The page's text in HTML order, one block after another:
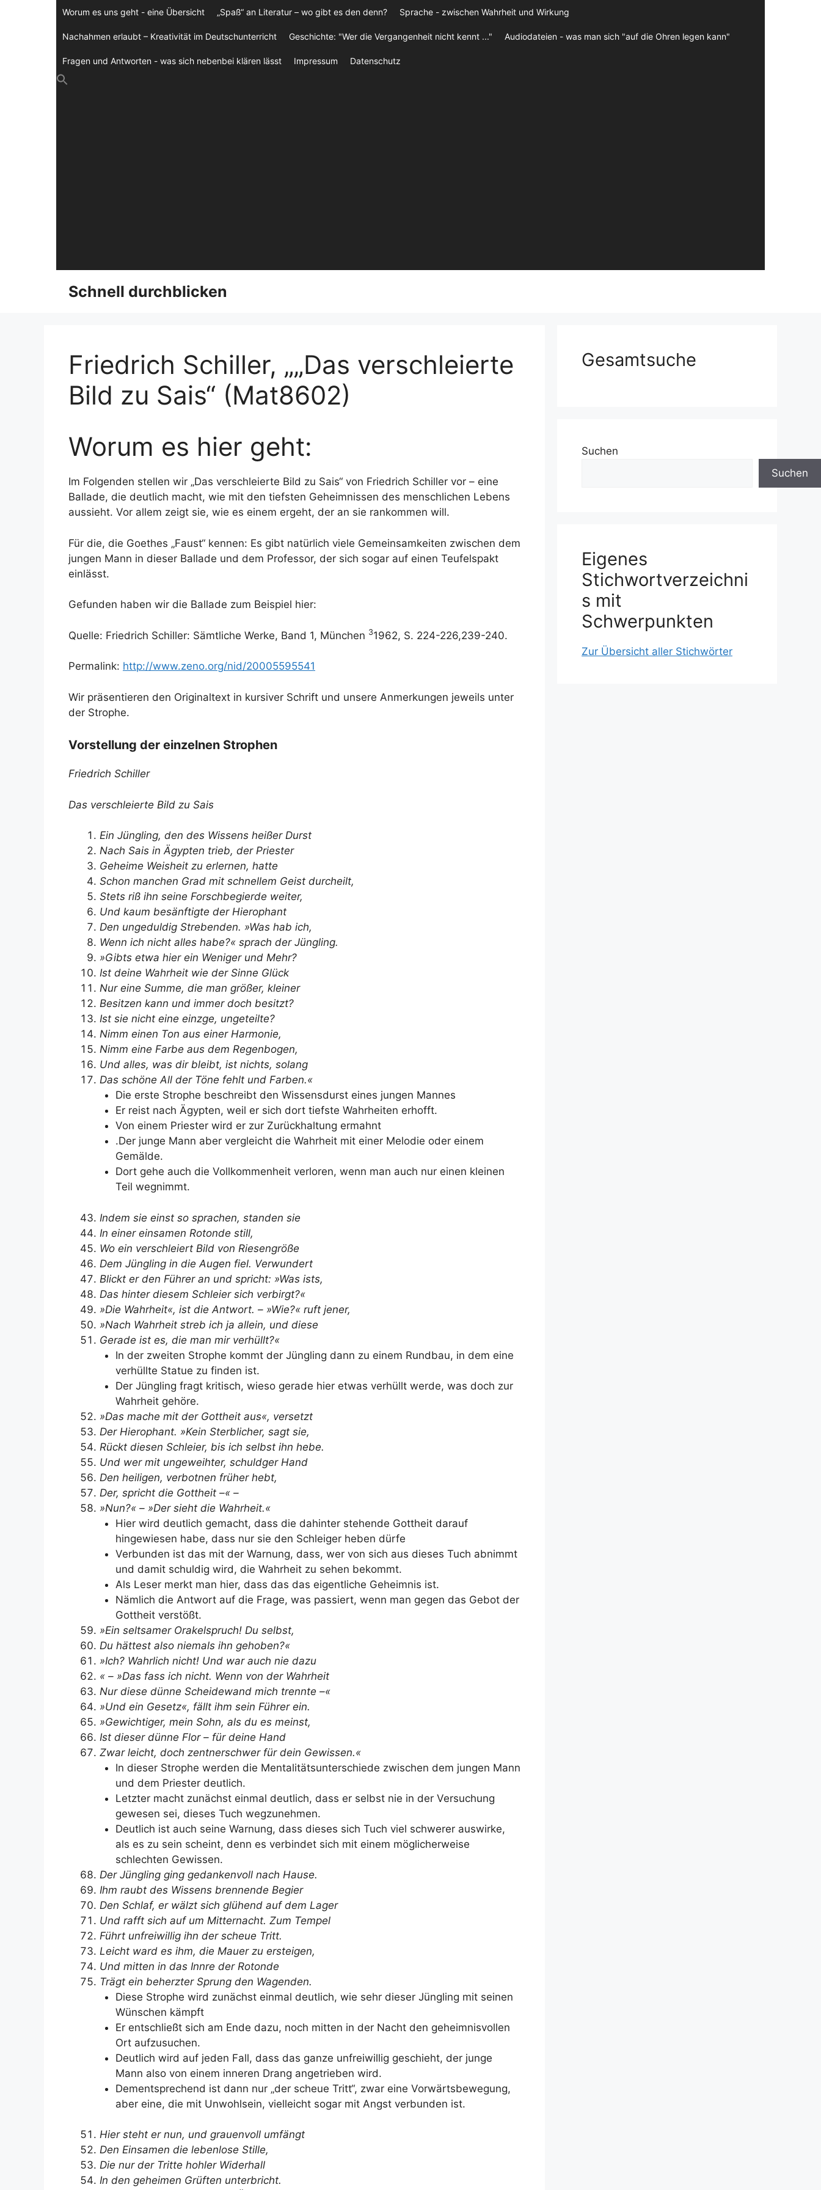
Worum es uns geht - eine Übersicht „Spaß“ an Literatur – wo gibt es den denn? Sprache - zwischen Wahrheit und Wirkung
Nachahmen erlaubt – Kreativität im Deutschunterricht Geschichte: "Wer die Vergangenheit nicht kennt ..." Audiodateien - was man sich "auf die Ohren legen kann"
Fragen und Antworten - was sich nebenbei klären lässt Impressum Datenschutz
Schnell durchblicken
Friedrich Schiller, „„Das verschleierte
Bild zu Sais“ (Mat8602)
Worum es hier geht:
Im Folgenden stellen wir „Das verschleierte Bild zu Sais“ von Friedrich Schiller vor – eine
Ballade, die deutlich macht, wie mit den tiefsten Geheimnissen des menschlichen Lebens
aussieht. Vor allem zeigt sie, wie es einem ergeht, der an sie rankommen will.
Für die, die Goethes „Faust“ kennen: Es gibt natürlich viele Gemeinsamkeiten zwischen dem
jungen Mann in dieser Ballade und dem Professor, der sich sogar auf einen Teufelspakt
einlässt.
Gefunden haben wir die Ballade zum Beispiel hier:
Quelle: Friedrich Schiller: Sämtliche Werke, Band 1, München 31962, S. 224-226,239-240.
Permalink: http://www.zeno.org/nid/20005595541
Wir präsentieren den Originaltext in kursiver Schrift und unsere Anmerkungen jeweils unter
der Strophe.
Vorstellung der einzelnen Strophen
Friedrich Schiller
Das verschleierte Bild zu Sais
Ein Jüngling, den des Wissens heißer Durst
Nach Sais in Ägypten trieb, der Priester
Geheime Weisheit zu erlernen, hatte
Schon manchen Grad mit schnellem Geist durcheilt,
Stets riß ihn seine Forschbegierde weiter,
Und kaum besänftigte der Hierophant
Den ungeduldig Strebenden. »Was hab ich,
Wenn ich nicht alles habe?« sprach der Jüngling.
»Gibts etwa hier ein Weniger und Mehr?
Ist deine Wahrheit wie der Sinne Glück
Nur eine Summe, die man größer, kleiner
Besitzen kann und immer doch besitzt?
Ist sie nicht eine einzge, ungeteilte?
Nimm einen Ton aus einer Harmonie,
Nimm eine Farbe aus dem Regenbogen,
Und alles, was dir bleibt, ist nichts, solang
Das schöne All der Töne fehlt und Farben.«
Die erste Strophe beschreibt den Wissensdurst eines jungen Mannes
Er reist nach Ägypten, weil er sich dort tiefste Wahrheiten erhofft.
Von einem Priester wird er zur Zurückhaltung ermahnt
.Der junge Mann aber vergleicht die Wahrheit mit einer Melodie oder einem
Gemälde.
Dort gehe auch die Vollkommenheit verloren, wenn man auch nur einen kleinen
Teil wegnimmt.
Indem sie einst so sprachen, standen sie
In einer einsamen Rotonde still,
Wo ein verschleiert Bild von Riesengröße
Dem Jüngling in die Augen fiel. Verwundert
Blickt er den Führer an und spricht: »Was ists,
Das hinter diesem Schleier sich verbirgt?«
»Die Wahrheit«, ist die Antwort. – »Wie?« ruft jener,
»Nach Wahrheit streb ich ja allein, und diese
Gerade ist es, die man mir verhüllt?«
In der zweiten Strophe kommt der Jüngling dann zu einem Rundbau, in dem eine
verhüllte Statue zu finden ist.
Der Jüngling fragt kritisch, wieso gerade hier etwas verhüllt werde, was doch zur
Wahrheit gehöre.
»Das mache mit der Gottheit aus«, versetzt
Der Hierophant. »Kein Sterblicher, sagt sie,
Rückt diesen Schleier, bis ich selbst ihn hebe.
Und wer mit ungeweihter, schuldger Hand
Den heiligen, verbotnen früher hebt,
Der, spricht die Gottheit –« –
»Nun?« – »Der sieht die Wahrheit.«
Hier wird deutlich gemacht, dass die dahinter stehende Gottheit darauf
hingewiesen habe, dass nur sie den Schleiger heben dürfe
Verbunden ist das mit der Warnung, dass, wer von sich aus dieses Tuch abnimmt
und damit schuldig wird, die Wahrheit zu sehen bekommt.
Als Leser merkt man hier, dass das das eigentliche Geheimnis ist.
Nämlich die Antwort auf die Frage, was passiert, wenn man gegen das Gebot der
Gottheit verstößt.
»Ein seltsamer Orakelspruch! Du selbst,
Du hättest also niemals ihn gehoben?«
»Ich? Wahrlich nicht! Und war auch nie dazu
« – »Das fass ich nicht. Wenn von der Wahrheit
Nur diese dünne Scheidewand mich trennte –«
»Und ein Gesetz«, fällt ihm sein Führer ein.
»Gewichtiger, mein Sohn, als du es meinst,
Ist dieser dünne Flor – für deine Hand
Zwar leicht, doch zentnerschwer für dein Gewissen.«
In dieser Strophe werden die Mentalitätsunterschiede zwischen dem jungen Mann
und dem Priester deutlich.
Letzter macht zunächst einmal deutlich, dass er selbst nie in der Versuchung
gewesen sei, dieses Tuch wegzunehmen.
Deutlich ist auch seine Warnung, dass dieses sich Tuch viel schwerer auswirke,
als es zu sein scheint, denn es verbindet sich mit einem möglicherweise
schlechten Gewissen.
Der Jüngling ging gedankenvoll nach Hause.
Ihm raubt des Wissens brennende Begier
Den Schlaf, er wälzt sich glühend auf dem Lager
Und rafft sich auf um Mitternacht. Zum Tempel
Führt unfreiwillig ihn der scheue Tritt.
Leicht ward es ihm, die Mauer zu ersteigen,
Und mitten in das Innre der Rotonde
Trägt ein beherzter Sprung den Wagenden.
Diese Strophe wird zunächst einmal deutlich, wie sehr dieser Jüngling mit seinen
Wünschen kämpft
Er entschließt sich am Ende dazu, noch mitten in der Nacht den geheimnisvollen
Ort aufzusuchen.
Deutlich wird auf jeden Fall, dass das ganze unfreiwillig geschieht, der junge
Mann also von einem inneren Drang angetrieben wird.
Dementsprechend ist dann nur „der scheue Tritt“, zwar eine Vorwärtsbewegung,
aber eine, die mit Unwohlsein, vielleicht sogar mit Angst verbunden ist.
Hier steht er nun, und grauenvoll umfängt
Den Einsamen die lebenlose Stille,
Die nur der Tritte hohler Widerhall
In den geheimen Grüften unterbricht.
Gesamtsuche
Suchen
Suchen
Eigenes
Stichwortverzeichni
s mit
Schwerpunkten
Zur Übersicht aller Stichwörter